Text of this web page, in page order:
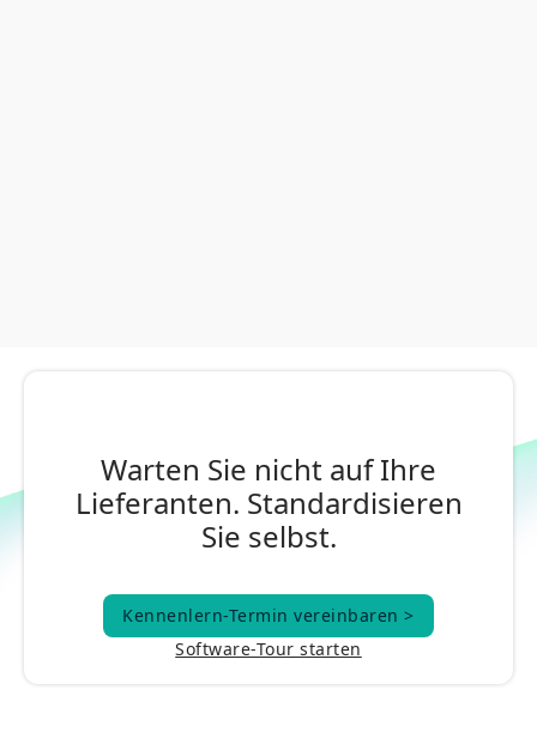
Warten Sie nicht auf Ihre
Lieferanten. Standardisieren
Sie selbst.
Kennenlern-Termin vereinbaren >
Kennenlern-Termin vereinbaren >
Software-Tour starten